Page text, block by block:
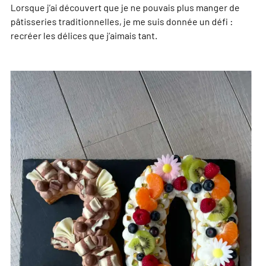
Lorsque j’ai découvert que je ne pouvais plus manger de
pâtisseries traditionnelles, je me suis donnée un défi :
recréer les délices que j’aimais tant.